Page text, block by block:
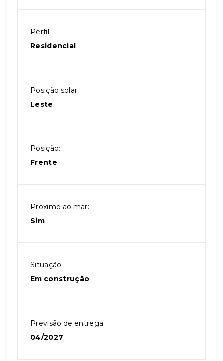
Perfil:
Residencial
Posição solar:
Leste
Posição:
Frente
Próximo ao mar:
Sim
Situação:
Em construção
Previsão de entrega:
04/2027